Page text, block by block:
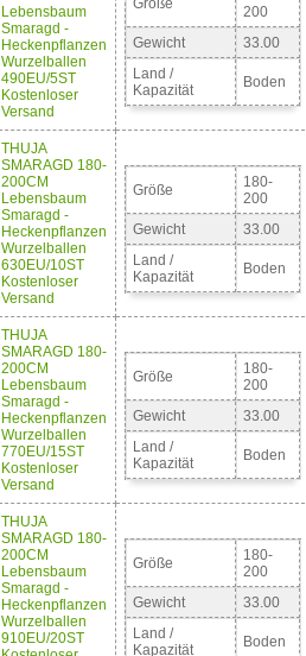
Lebensbaum
Smaragd -
Heckenpflanzen
Wurzelballen
490EU/5ST
Kostenloser
Versand
Größe
200
Gewicht
33.00
Land /
Kapazität
Boden
THUJA
SMARAGD 180-
200CM
Lebensbaum
Smaragd -
Heckenpflanzen
Wurzelballen
630EU/10ST
Kostenloser
Versand
Größe
180-
200
Gewicht
33.00
Land /
Kapazität
Boden
THUJA
SMARAGD 180-
200CM
Lebensbaum
Smaragd -
Heckenpflanzen
Wurzelballen
770EU/15ST
Kostenloser
Versand
Größe
180-
200
Gewicht
33.00
Land /
Kapazität
Boden
THUJA
SMARAGD 180-
200CM
Lebensbaum
Smaragd -
Heckenpflanzen
Wurzelballen
910EU/20ST
Größe
180-
200
Gewicht
33.00
Land /
Kapazität
Boden